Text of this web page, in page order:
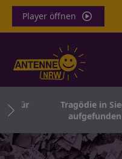
Player öffnen
Tragödie in
aufgefunden